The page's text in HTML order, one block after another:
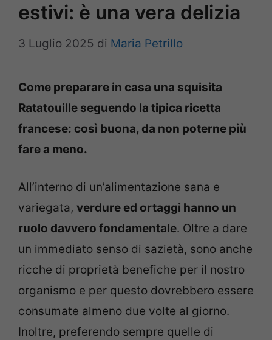
estivi: è una vera delizia
3 Luglio 2025 di Maria Petrillo
Come preparare in casa una squisita
Ratatouille seguendo la tipica ricetta
francese: così buona, da non poterne più
fare a meno.
All’interno di un’alimentazione sana e
variegata, verdure ed ortaggi hanno un
ruolo davvero fondamentale. Oltre a dare
un immediato senso di sazietà, sono anche
ricche di proprietà benefiche per il nostro
organismo e per questo dovrebbero essere
consumate almeno due volte al giorno.
Inoltre, preferendo sempre quelle di